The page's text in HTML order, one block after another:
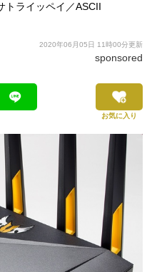
トライッペイ／ASCII
2020年06月05日 11時00分更新
sponsored
お気に入り